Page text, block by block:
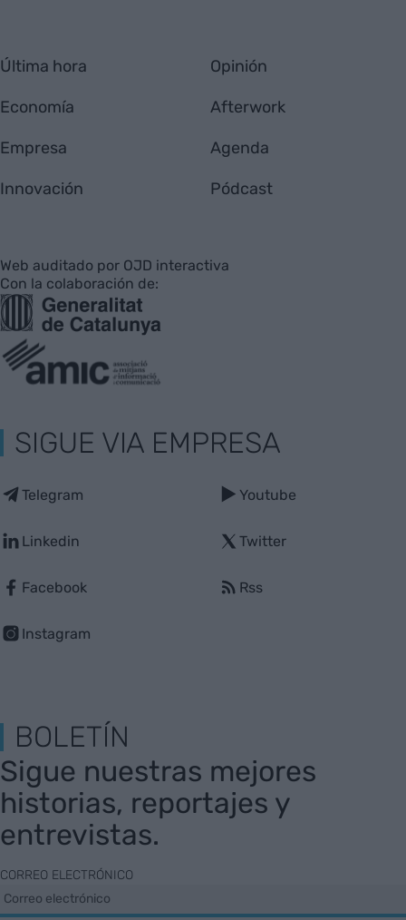
Última hora
Economía
Empresa
Innovación
Opinión
Afterwork
Agenda
Pódcast
Web auditado por OJD interactiva
Con la colaboración de:
SIGUE VIA EMPRESA
Telegram
Linkedin
Facebook
Instagram
Youtube
Twitter
Rss
BOLETÍN
Sigue nuestras mejores
historias, reportajes y
entrevistas.
CORREO ELECTRÓNICO